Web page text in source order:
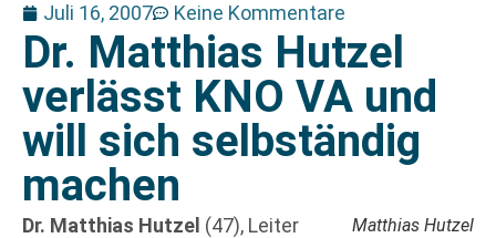
Juli 16, 2007 Keine Kommentare
Dr. Matthias Hutzel
verlässt KNO VA und
will sich selbständig
machen
Matthias Hutzel
Dr. Matthias Hutzel (47), Leiter